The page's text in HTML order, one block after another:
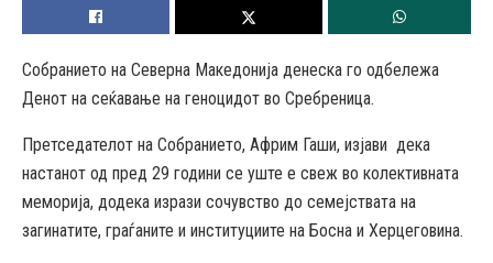
Собранието на Северна Македонија денеска го одбележа
Денот на сеќавање на геноцидот во Сребреница.
Претседателот на Собранието, Африм Гаши, изјави дека
настанот од пред 29 години се уште е свеж во колективната
меморија, додека изрази сочувство до семејствата на
загинатите, граѓаните и институциите на Босна и Херцеговина.